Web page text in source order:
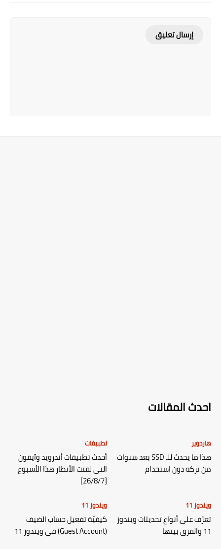
إرسال تعليق
احدث المقالات
هاردوير
هذا ما يحدث للـ SSD بعد سنوات
من تركه دون استخدام
تطبيقات
أحدث تطبيقات أندرويد وآيفون
التي لفتت الأنظار هذا الأسبوع
[26/8/7]
ويندوز 11
تعرّف على أنواع تحديثات ويندوز
11 والفرق بينها
ويندوز 11
كيفيّة تفعيل حساب الضيف
(Guest Account) في ويندوز 11